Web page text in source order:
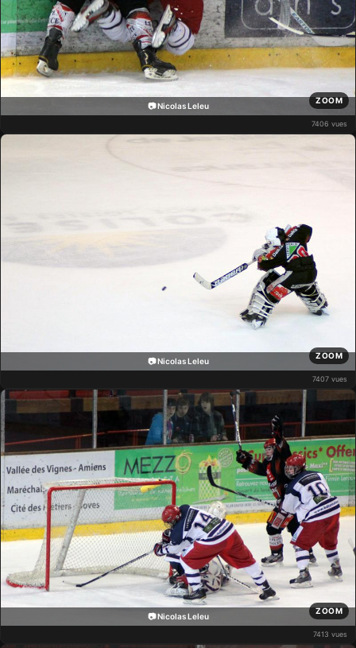
📷 Nicolas Leleu
ZOOM
7406 vues
📷 Nicolas Leleu
ZOOM
7407 vues
📷 Nicolas Leleu
ZOOM
7413 vues